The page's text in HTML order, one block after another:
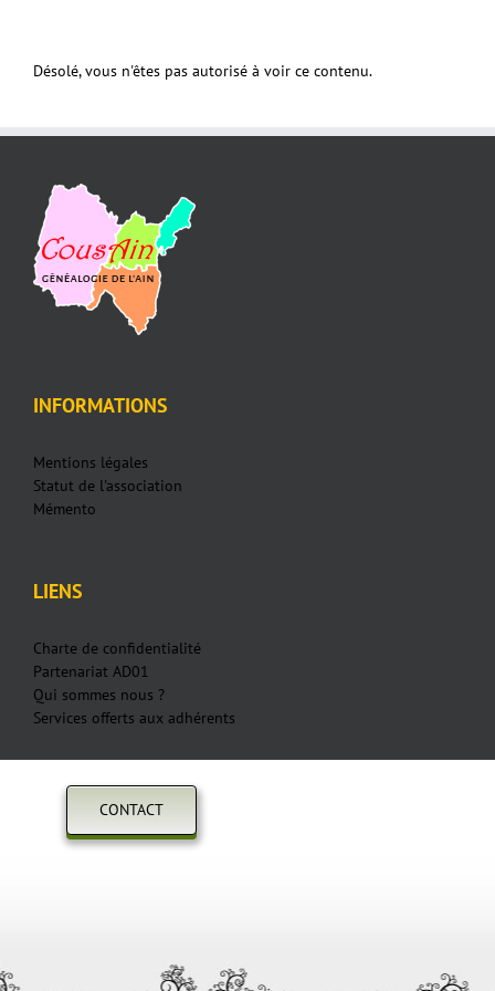
Désolé, vous n'êtes pas autorisé à voir ce contenu.
INFORMATIONS
Mentions légales
Statut de l'association
Mémento
LIENS
Charte de confidentialité
Partenariat AD01
Qui sommes nous ?
Services offerts aux adhérents
CONTACT